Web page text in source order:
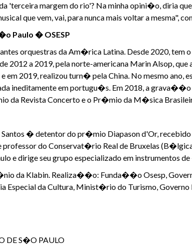
'terceira margem do rio'? Na minha opini�o, diria
que vem, vai, para nunca mais voltar a mesma",
Paulo � OSESP
orquestras da Am�rica Latina. Desde 2020,
2012 a 2019, pela norte-americana Marin Alsop,
em 2019, realizou turn� pela China. No mesmo ano,
ineditamente em portugu�s. Em 2018, a
da Revista Concerto e o Pr�mio da M�sica
� detentor do pr�mio Diapason d'Or,
do Conservat�rio Real de Bruxelas
e dirige seu grupo especializado em instrumentos
da Klabin. Realiza��o: Funda��o Osesp,
Especial da Cultura, Minist�rio do Turismo, Governo
DE S�O PAULO